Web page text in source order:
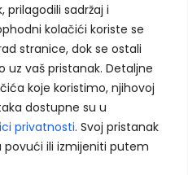
sadržaj i
kolačići koriste se
stranice, dok se ostali
uz vaš pristanak. Detaljne
koje koristimo, njihovoj
dostupne su u
privatnosti. Svoj pristanak
ili izmijeniti putem